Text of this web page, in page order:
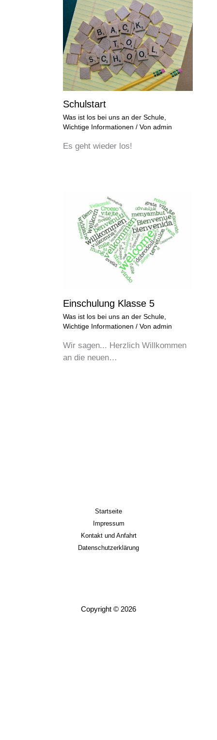
Schulstart
Was ist los bei uns an der Schule,
Wichtige Informationen / Von admin
Es geht wieder los!
Einschulung Klasse 5
Was ist los bei uns an der Schule,
Wichtige Informationen / Von admin
Wir sagen... Herzlich Willkommen
an die neuen…
Startseite
Impressum
Kontakt und Anfahrt
Datenschutzerklärung
Copyright © 2026